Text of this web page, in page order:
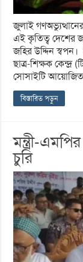
জুলাই
এই কৃতিত্ব দেশের
জহির উদ্দিন
ছাত্র-শিক্ষক কেন্দ্র
সোসাইটি
বিস্তারিত পড়ুন
মন্ত্রী-
চুরি